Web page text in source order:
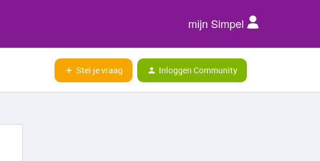
mijn Simpel
Stel je vraag Inloggen Community